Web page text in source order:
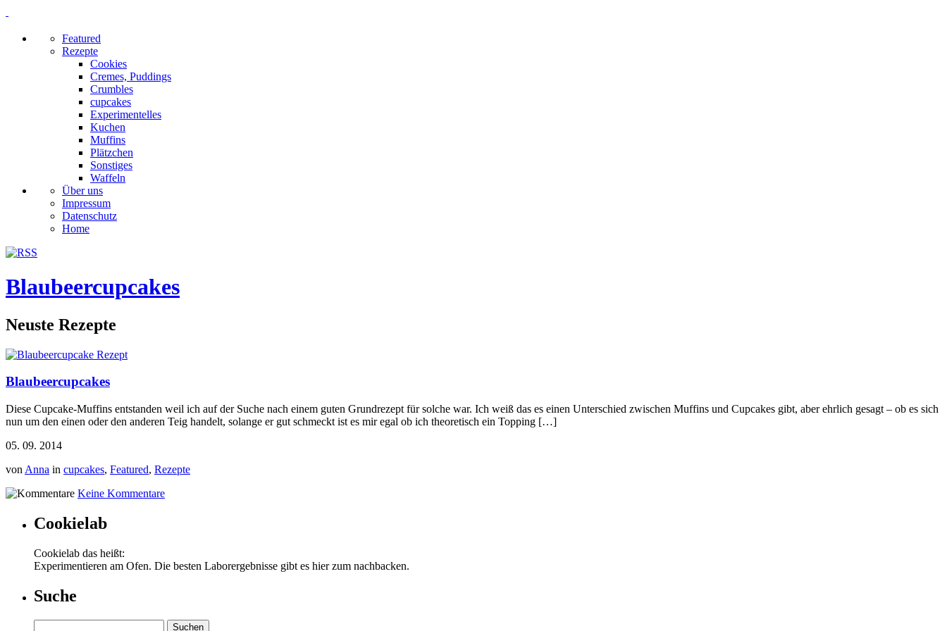
Featured
Rezepte
Cookies
Cremes, Puddings
Crumbles
cupcakes
Experimentelles
Kuchen
Muffins
Plätzchen
Sonstiges
Waffeln
Über uns
Impressum
Datenschutz
Home
Blaubeercupcakes
Neuste Rezepte
Blaubeercupcakes
Diese Cupcake-Muffins entstanden weil ich auf der Suche nach einem guten Grundrezept für solche war. Ich weiß das es einen Unterschied zwischen Muffins und Cupcakes gibt, aber ehrlich gesagt – ob es sich
nun um den einen oder den anderen Teig handelt, solange er gut schmeckt ist es mir egal ob ich theoretisch ein Topping […]
05. 09. 2014
von Anna in cupcakes, Featured, Rezepte
Keine Kommentare
Cookielab
Cookielab das heißt:
Experimentieren am Ofen. Die besten Laborergebnisse gibt es hier zum nachbacken.
Suche